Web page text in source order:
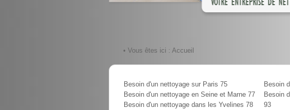
• Vous êtes ici : Accueil
Besoin d'un nettoyage sur Paris 75
Besoin d'un nettoyage en Seine et Marne 77
Besoin d'un nettoyage dans les Yvelines 78
Besoin
Besoin
93